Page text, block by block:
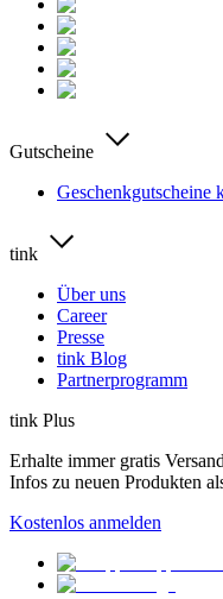
Gutscheine
Geschenkgutscheine
tink
Über uns
Career
Presse
tink Blog
Partnerprogramm
tink Plus
Erhalte immer gratis
Infos zu neuen Produkten
Kostenlos anmelden